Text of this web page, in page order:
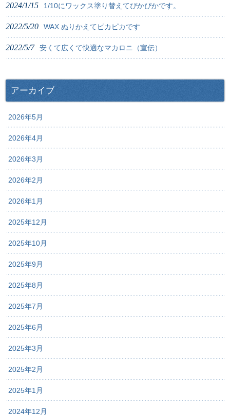
2024/1/15 1/10にワックス塗り替えてぴかぴかです。
2022/5/20 WAX ぬりかえてピカピカです
2022/5/7 安くて広くて快適なマカロニ（宣伝）
アーカイブ
2026年5月
2026年4月
2026年3月
2026年2月
2026年1月
2025年12月
2025年10月
2025年9月
2025年8月
2025年7月
2025年6月
2025年3月
2025年2月
2025年1月
2024年12月